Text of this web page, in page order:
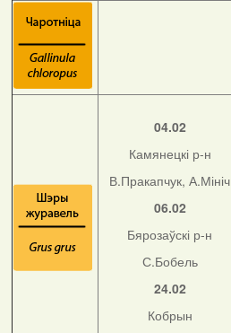
04.02
Камянецкі р-н
В.Пракапчук, А.Мініч
06.02
Бярозаўскі р-н
С.Бобель
24.02
Кобрын